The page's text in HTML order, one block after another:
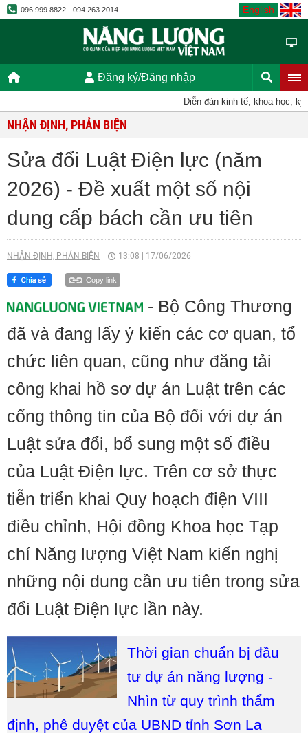
096.999.8822 - 094.263.2014 English
Đăng ký/Đăng nhập
Diễn đàn kinh tế, khoa học, kỹ
NHẬN ĐỊNH, PHẢN BIỆN
Sửa đổi Luật Điện lực (năm
2026) - Đề xuất một số nội
dung cấp bách cần ưu tiên
NHẬN ĐỊNH, PHẢN BIỆN 13:08 17/06/2026
Copy link
- Bộ Công Thương
đã và đang lấy ý kiến các cơ quan, tổ
chức liên quan, cũng như đăng tải
công khai hồ sơ dự án Luật trên các
cổng thông tin của Bộ đối với dự án
Luật sửa đổi, bổ sung một số điều
của Luật Điện lực. Trên cơ sở thực
tiễn triển khai Quy hoạch điện VIII
điều chỉnh, Hội đồng Khoa học Tạp
chí Năng lượng Việt Nam kiến nghị
những nội dung cần ưu tiên trong sửa
đổi Luật Điện lực lần này.
Thời gian chuẩn bị đầu
tư dự án năng lượng -
Nhìn từ quy trình thẩm
định, phê duyệt của UBND tỉnh Sơn La